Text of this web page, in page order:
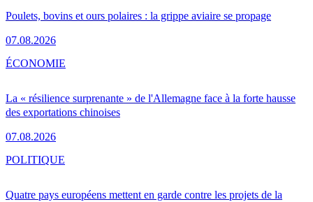
Poulets, bovins et ours polaires : la grippe aviaire se propage
07.08.2026
La « résilience surprenante » de l'Allemagne face à la forte hausse
des exportations chinoises
07.08.2026
ÉCONOMIE
Quatre pays européens mettent en garde contre les projets de la
POLITIQUE